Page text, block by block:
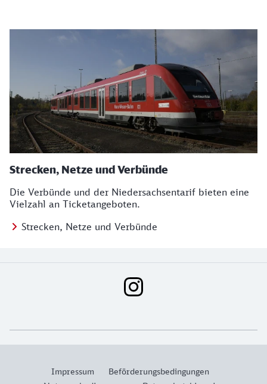
Strecken, Netze und Verbünde
Die Verbünde und der Niedersachsentarif bieten eine
Vielzahl an Ticketangeboten.
Strecken, Netze und Verbünde
Impressum
Beförderungsbedingungen